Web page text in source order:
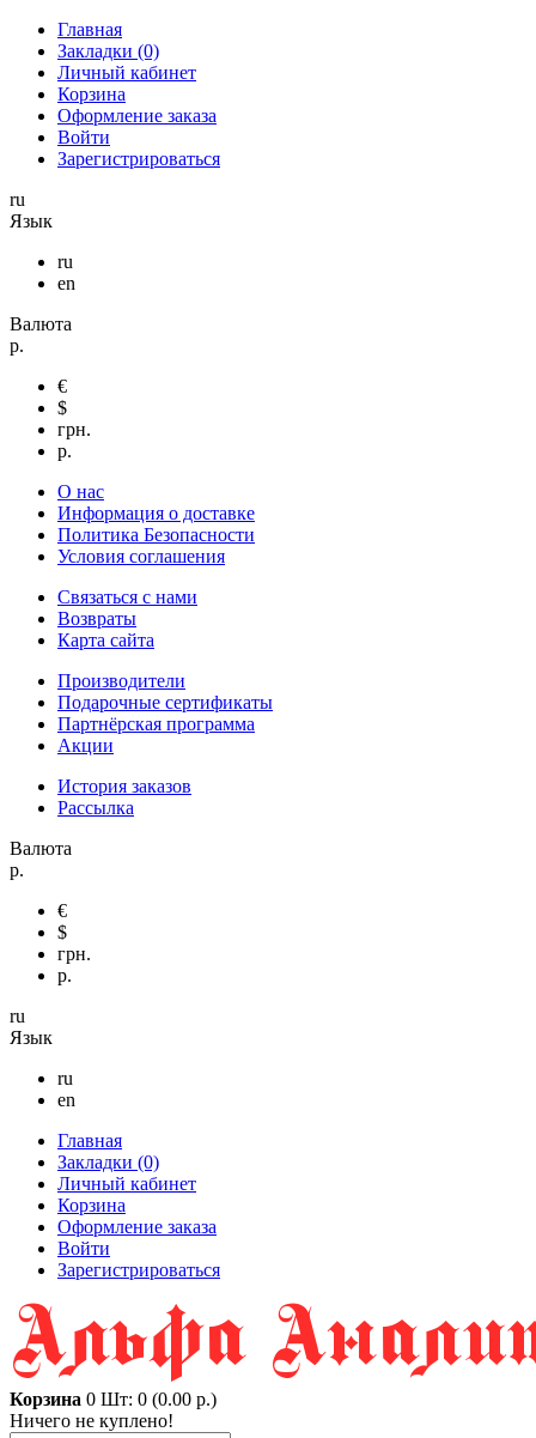
Главная
Закладки (0)
Личный кабинет
Корзина
Оформление заказа
Войти
Зарегистрироваться
ru
Язык
ru
en
Валюта
р.
€
$
грн.
р.
О нас
Информация о доставке
Политика Безопасности
Условия соглашения
Связаться с нами
Возвраты
Карта сайта
Производители
Подарочные сертификаты
Партнёрская программа
Акции
История заказов
Рассылка
Валюта
р.
€
$
грн.
р.
ru
Язык
ru
en
Главная
Закладки (0)
Личный кабинет
Корзина
Оформление заказа
Войти
Зарегистрироваться
Корзина 0 Шт: 0 (0.00 р.)
Ничего не куплено!